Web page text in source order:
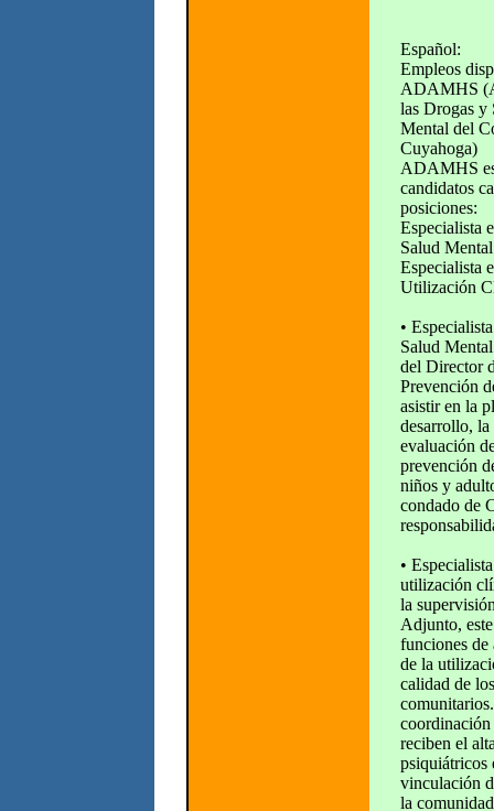
Español:
Empleos
ADAMHS
las Drogas y
Mental del
Cuyahoga)
ADAMHS
candidatos
posiciones:
Especialista
Salud
Especialista
Utilización
•
Salud
del Director
Prevención
asistir en la
desarrollo,
evaluación
prevención
niños y
condado de
•
utilización
la
Adjunto,
funciones de
de la
calidad de
coordinación
reciben el
psiquiátricos
vinculación
la